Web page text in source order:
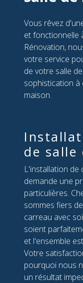
Vous rêvez
et fonctionnelle
Rénovation,
votre service
de votre salle
sophistication à
maison.
de salle
L'installation de
demande une
particulières.
sommes fiers
carreau avec
soient
et l'ensemble
Votre
pourquoi nous
un résultat